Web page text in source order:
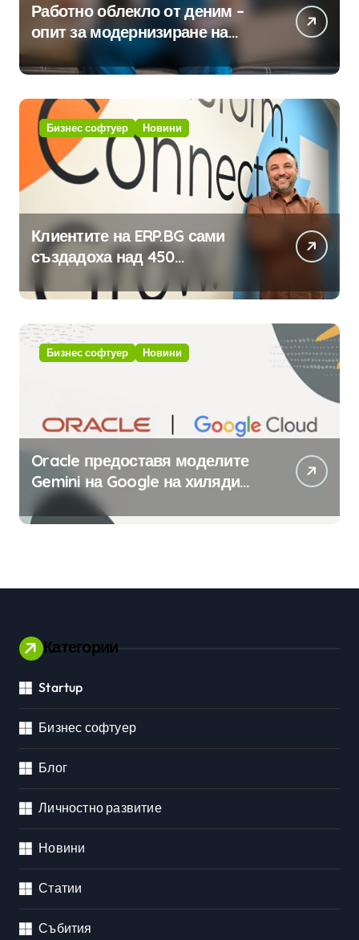
Работно облекло от деним –
опит за модернизиране на
традицията
Бизнес софтуер Новини
Клиентите на ERP.BG сами
създадоха над 450
приложения за ERP системата
с помощта на вградения в нея
изкуствен интелект
Бизнес софтуер Новини
Oracle предоставя моделите
Gemini на Google на хиляди
клиенти на бизнес
приложения
Категории
Startup
Бизнес софтуер
Блог
Личностно развитие
Новини
Статии
Събития